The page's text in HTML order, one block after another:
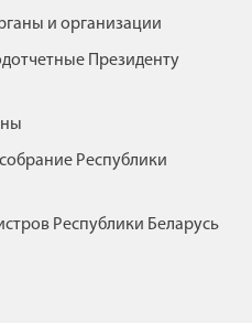
и организации
Президенту
Республики
Республики Беларусь